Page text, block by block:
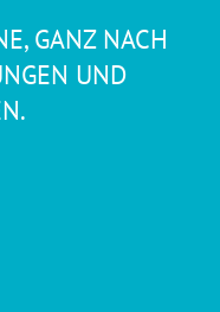
GANZ NACH
UND